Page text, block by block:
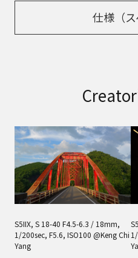
仕様（ス
S5IIX, S 18-40 F4.5-6.3 / 18mm,
1/200sec, F5.6, ISO100 @Keng Chi
Yang